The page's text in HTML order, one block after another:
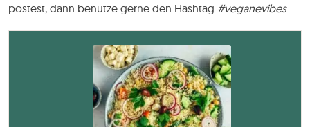
postest, dann benutze gerne den Hashtag #veganevibes.